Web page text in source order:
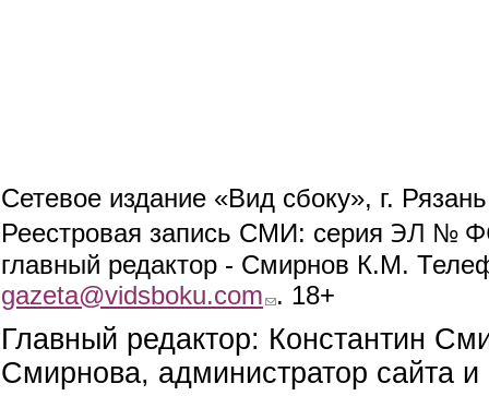
Сетевое издание «Вид сбоку», г.
Реестровая запись СМИ: серия ЭЛ №
главный редактор - Смирнов К.М.
gazeta@vidsboku.com (link sends e-mail)
. 18+
Главный редактор: Константин
Смирнова, администратор сайта